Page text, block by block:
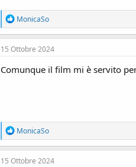
R
e
a
c
o
MonicaSo
15 Ottobre 2024
Comunque il film mi è servito
R
e
a
c
MonicaSo
15 Ottobre 2024